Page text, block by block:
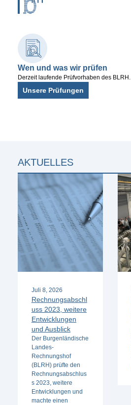
Wen und was wir prüfen
Derzeit laufende Prüfvorhaben des BLRH.
Unsere Prüfungen
AKTUELLES
Juli 8, 2026
Rechnungsabschl
uss 2023, weitere
Entwicklungen
und Ausblick
Der Burgenländische
Landes-
Rechnungshof
(BLRH) prüfte den
Rechnungsabschlus
s 2023, weitere
Entwicklungen und
machte einen